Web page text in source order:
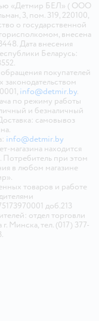
«Детмир БЕЛ» ( ООО
3, пом. 319, 220100,
о государственной
внесена
Дата внесения
Беларусь:
покупателей
info@detmir.by.
по режиму работы
и безналичный
самовывоз
info@detmir.by
магазина находится
при этом
в любом магазине
товаров и работе
доб.213
отдел торговли
Минска, тел. (017) 377-